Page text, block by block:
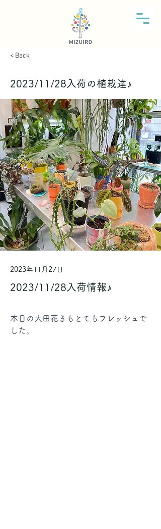
< Back
2023/11/28入荷の植栽達♪
2023年11月27日
2023/11/28入荷情報♪
本日の大田花きもとてもフレッシュで
した。